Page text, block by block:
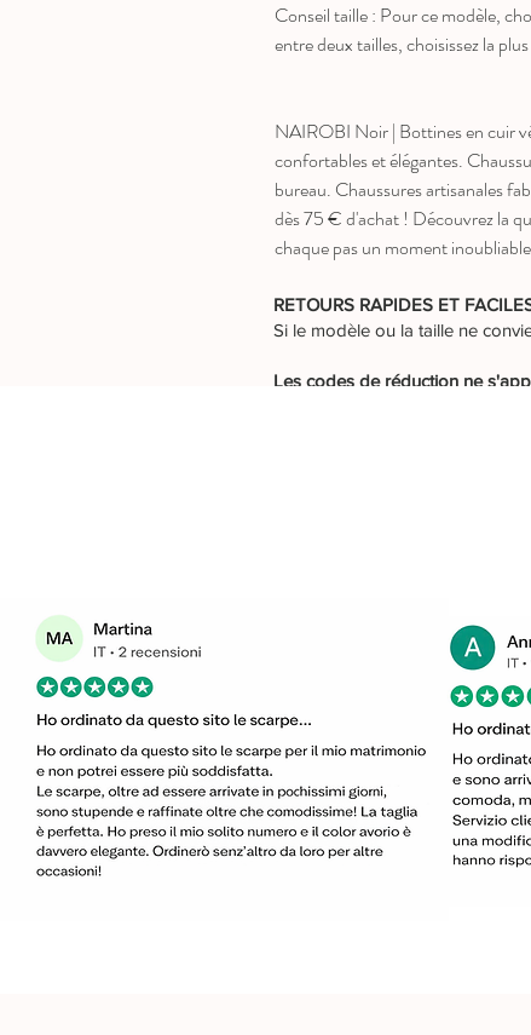
Conseil taille : Pour ce modèle,
entre deux tailles, choisissez la
NAIROBI Noir | Bottines en cuir
confortables et élégantes.
bureau. Chaussures artisanales
dès 75 € d'achat ! Découvrez la
chaque pas un moment
RETOURS RAPIDES ET
Si le modèle ou la taille ne
Les codes de réduction ne